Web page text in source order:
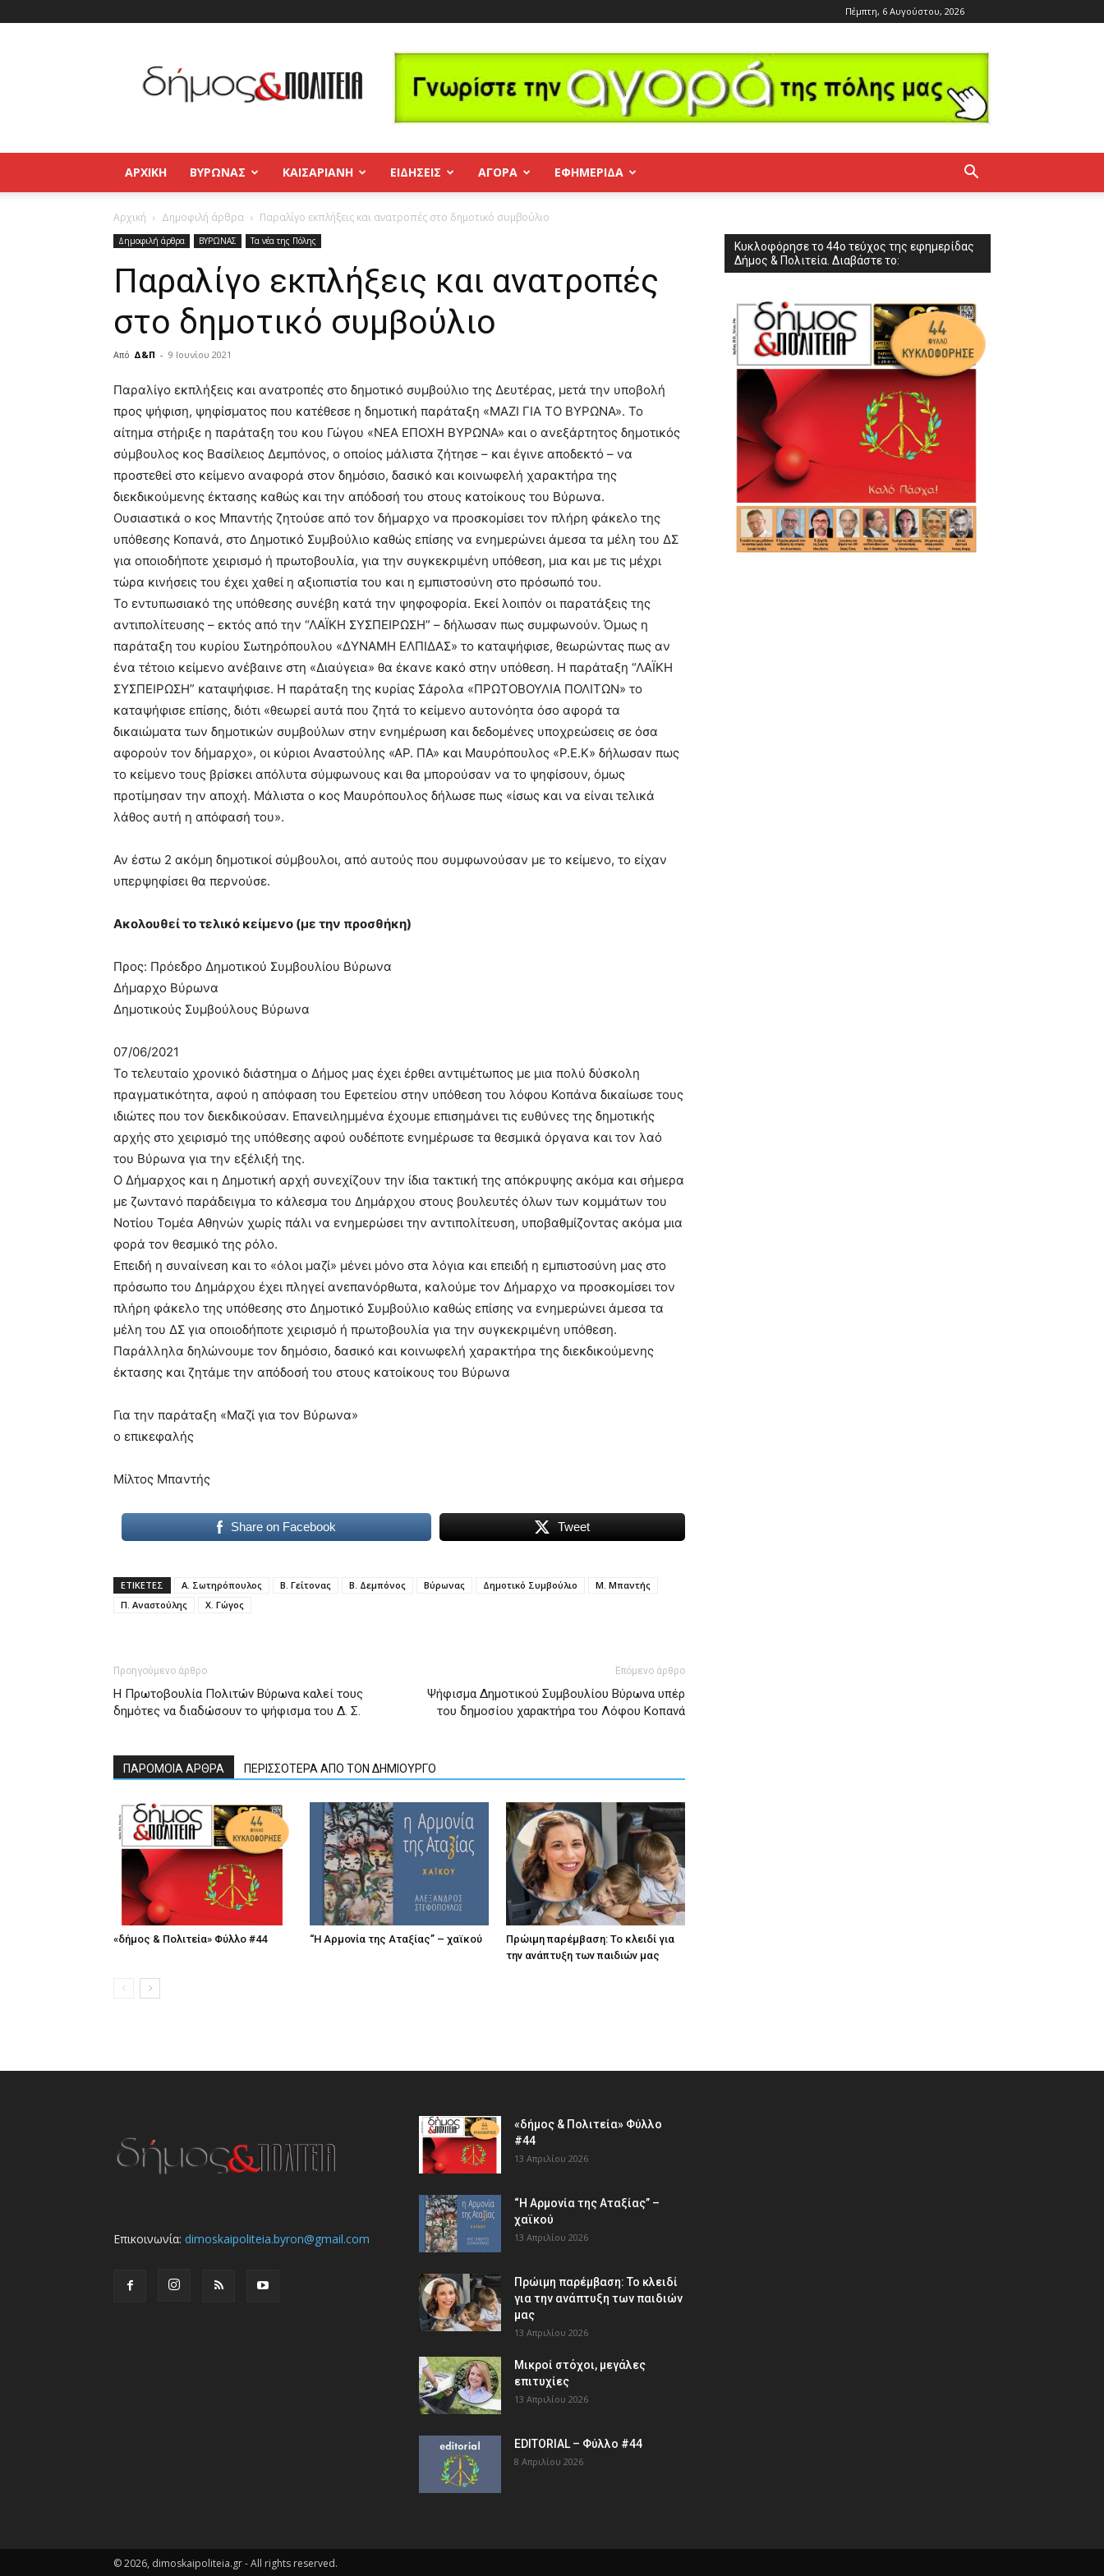
Πέμπτη, 6 Αυγούστου, 2026
και
Πολιτεία
Βύρωνας
–
Παγκράτι
ΑΡΧΙΚΉ ΒΥΡΩΝΑΣ ΚΑΙΣΑΡΙΑΝΗ ΕΙΔΗΣΕΙΣ ΑΓΟΡΑ ΕΦΗΜΕΡΊΔΑ
Αρχική Δημοφιλή άρθρα Παραλίγο εκπλήξεις και ανατροπές στο δημοτικό συμβούλιο
Δημοφιλή άρθρα ΒΥΡΩΝΑΣ Τα νέα της Πόλης
Παραλίγο εκπλήξεις και ανατροπές
στο δημοτικό συμβούλιο
Από Δ&Π - 9 Ιουνίου 2021
blonde
lesbians
very
hot
cam
show.desi
brandi
lyons
teaches
you
the
meaning
of
pain.
pornhun
hd
porn
Παραλίγο εκπλήξεις και ανατροπές στο δημοτικό συμβούλιο της Δευτέρας, μετά την υποβολή
προς ψήφιση, ψηφίσματος που κατέθεσε η δημοτική παράταξη «ΜΑΖΙ ΓΙΑ ΤΟ ΒΥΡΩΝΑ». Το
αίτημα στήριξε η παράταξη του κου Γώγου «ΝΕΑ ΕΠΟΧΗ ΒΥΡΩΝΑ» και ο ανεξάρτητος δημοτικός
σύμβουλος κος Βασίλειος Δεμπόνος, ο οποίος μάλιστα ζήτησε – και έγινε αποδεκτό – να
προστεθεί στο κείμενο αναφορά στον δημόσιο, δασικό και κοινωφελή χαρακτήρα της
διεκδικούμενης έκτασης καθώς και την απόδοσή του στους κατοίκους του Βύρωνα.
Ουσιαστικά ο κος Μπαντής ζητούσε από τον δήμαρχο να προσκομίσει τον πλήρη φάκελο της
υπόθεσης Κοπανά, στο Δημοτικό Συμβούλιο καθώς επίσης να ενημερώνει άμεσα τα μέλη του ΔΣ
για οποιοδήποτε χειρισμό ή πρωτοβουλία, για την συγκεκριμένη υπόθεση, μια και με τις μέχρι
τώρα κινήσεις του έχει χαθεί η αξιοπιστία του και η εμπιστοσύνη στο πρόσωπό του.
Το εντυπωσιακό της υπόθεσης συνέβη κατά την ψηφοφορία. Εκεί λοιπόν οι παρατάξεις της
αντιπολίτευσης – εκτός από την “ΛΑΪΚΗ ΣΥΣΠΕΙΡΩΣΗ” – δήλωσαν πως συμφωνούν. Όμως η
παράταξη του κυρίου Σωτηρόπουλου «ΔΥΝΑΜΗ ΕΛΠΙΔΑΣ» το καταψήφισε, θεωρώντας πως αν
ένα τέτοιο κείμενο ανέβαινε στη «Διαύγεια» θα έκανε κακό στην υπόθεση. Η παράταξη “ΛΑΪΚΗ
ΣΥΣΠΕΙΡΩΣΗ” καταψήφισε. Η παράταξη της κυρίας Σάρολα «ΠΡΩΤΟΒΟΥΛΙΑ ΠΟΛΙΤΩΝ» το
καταψήφισε επίσης, διότι «θεωρεί αυτά που ζητά το κείμενο αυτονόητα όσο αφορά τα
δικαιώματα των δημοτικών συμβούλων στην ενημέρωση και δεδομένες υποχρεώσεις σε όσα
αφορούν τον δήμαρχο», οι κύριοι Αναστούλης «ΑΡ. ΠΑ» και Μαυρόπουλος «Ρ.Ε.Κ» δήλωσαν πως
το κείμενο τους βρίσκει απόλυτα σύμφωνους και θα μπορούσαν να το ψηφίσουν, όμως
προτίμησαν την αποχή. Μάλιστα ο κος Μαυρόπουλος δήλωσε πως «ίσως και να είναι τελικά
λάθος αυτή η απόφασή του».
Αν έστω 2 ακόμη δημοτικοί σύμβουλοι, από αυτούς που συμφωνούσαν με το κείμενο, το είχαν
υπερψηφίσει θα περνούσε.
Ακολουθεί το τελικό κείμενο (με την προσθήκη)
Προς: Πρόεδρο Δημοτικού Συμβουλίου Βύρωνα
Δήμαρχο Βύρωνα
Δημοτικούς Συμβούλους Βύρωνα
07/06/2021
Το τελευταίο χρονικό διάστημα ο Δήμος μας έχει έρθει αντιμέτωπος με μια πολύ δύσκολη
πραγματικότητα, αφού η απόφαση του Εφετείου στην υπόθεση του λόφου Κοπάνα δικαίωσε τους
ιδιώτες που τον διεκδικούσαν. Επανειλημμένα έχουμε επισημάνει τις ευθύνες της δημοτικής
αρχής στο χειρισμό της υπόθεσης αφού ουδέποτε ενημέρωσε τα θεσμικά όργανα και τον λαό
του Βύρωνα για την εξέλιξή της.
Ο Δήμαρχος και η Δημοτική αρχή συνεχίζουν την ίδια τακτική της απόκρυψης ακόμα και σήμερα
με ζωντανό παράδειγμα το κάλεσμα του Δημάρχου στους βουλευτές όλων των κομμάτων του
Νοτίου Τομέα Αθηνών χωρίς πάλι να ενημερώσει την αντιπολίτευση, υποβαθμίζοντας ακόμα μια
φορά τον θεσμικό της ρόλο.
Επειδή η συναίνεση και το «όλοι μαζί» μένει μόνο στα λόγια και επειδή η εμπιστοσύνη μας στο
πρόσωπο του Δημάρχου έχει πληγεί ανεπανόρθωτα, καλούμε τον Δήμαρχο να προσκομίσει τον
πλήρη φάκελο της υπόθεσης στο Δημοτικό Συμβούλιο καθώς επίσης να ενημερώνει άμεσα τα
μέλη του ΔΣ για οποιοδήποτε χειρισμό ή πρωτοβουλία για την συγκεκριμένη υπόθεση.
Παράλληλα δηλώνουμε τον δημόσιο, δασικό και κοινωφελή χαρακτήρα της διεκδικούμενης
έκτασης και ζητάμε την απόδοσή του στους κατοίκους του Βύρωνα
Για την παράταξη «Μαζί για τον Βύρωνα»
ο επικεφαλής
Μίλτος Μπαντής
Share on Facebook Tweet
ΕΤΙΚΕΤΕΣ Α. Σωτηρόπουλος Β. Γείτονας Β. Δεμπόνος Βύρωνας Δημοτικό Συμβούλιο
Μ. Μπαντής
Π. Αναστούλης
Χ. Γώγος
Προηγούμενο άρθρο
Η Πρωτοβουλία Πολιτών Βύρωνα καλεί τους
δημότες να διαδώσουν το ψήφισμα του Δ. Σ.
Επόμενο άρθρο
Ψήφισμα Δημοτικού Συμβουλίου Βύρωνα υπέρ
του δημοσίου χαρακτήρα του Λόφου Κοπανά
ΠΑΡΟΜΟΙΑ ΑΡΘΡΑ ΠΕΡΙΣΣΟΤΕΡΑ ΑΠΟ ΤΟΝ ΔΗΜΙΟΥΡΓΟ
«δήμος & Πολιτεία» Φύλλο #44 “Η Αρμονία της Αταξίας” – χαϊκού
Πρώιμη παρέμβαση: Το κλειδί για
την ανάπτυξη των παιδιών µας
Κυκλοφόρησε το 44ο τεύχος της εφημερίδας
Δήμος & Πολιτεία. Διαβάστε το:
Επικοινωνία: dimoskaipoliteia.byron@gmail.com
«δήμος & Πολιτεία» Φύλλο
#44
13 Απριλίου 2026
“Η Αρμονία της Αταξίας” –
χαϊκού
13 Απριλίου 2026
Πρώιμη παρέμβαση: Το κλειδί
για την ανάπτυξη των παιδιών
µας
13 Απριλίου 2026
Μικροί στόχοι, μεγάλες
επιτυχίες
13 Απριλίου 2026
EDITORIAL – Φύλλο #44
8 Απριλίου 2026
© 2026, dimoskaipoliteia.gr - All rights reserved.